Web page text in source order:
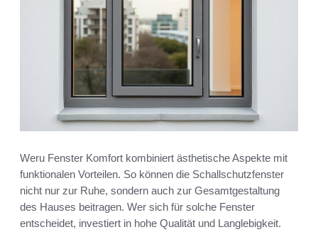
Weru Fenster Komfort kombiniert ästhetische Aspekte mit
funktionalen Vorteilen. So können die Schallschutzfenster
nicht nur zur Ruhe, sondern auch zur Gesamtgestaltung
des Hauses beitragen. Wer sich für solche Fenster
entscheidet, investiert in hohe Qualität und Langlebigkeit.